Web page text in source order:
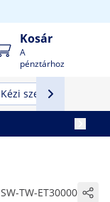
Kosár
A
pénztárhoz
Kézi szerszámok
TW-ET30000